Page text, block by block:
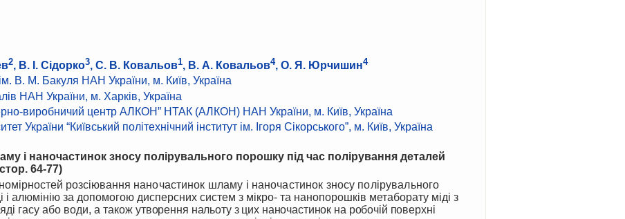
2, В. І. Сідорко3, С. В. Ковальов1, В. А. Ковальов4, О. Я. Юрчишин4
ім. В. М. Бакуля НАН України, м. Київ, Україна
НАН України, м. Харків, Україна
виробничий центр АЛКОН” НТАК (АЛКОН) НАН України, м. Київ, Україна
України “Київський політехнічний інститут ім. Ігоря Сікорського”, м. Київ, Україна
і наночастинок зносу полірувального порошку під час полірування деталей
64-77)
розсіювання наночастинок шламу і наночастинок зносу полірувального
і алюмінію за допомогою дисперсних систем з мікро- та нанопорошків метаборату міді з
гасу або води, а також утворення нальоту з цих наночастинок на робочій поверхні